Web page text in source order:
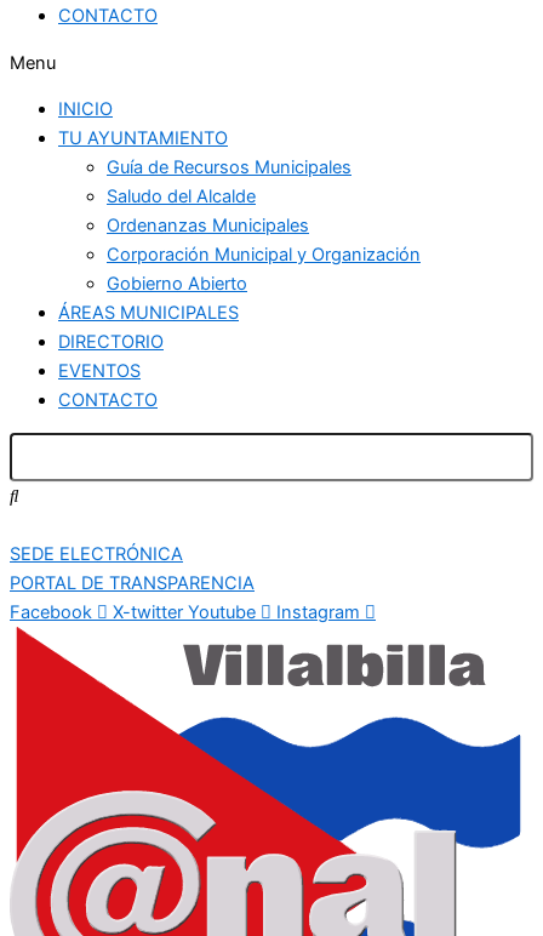
CONTACTO
Menu
INICIO
TU AYUNTAMIENTO
Guía de Recursos Municipales
Saludo del Alcalde
Ordenanzas Municipales
Corporación Municipal y Organización
Gobierno Abierto
ÁREAS MUNICIPALES
DIRECTORIO
EVENTOS
CONTACTO
SEDE ELECTRÓNICA
PORTAL DE TRANSPARENCIA
Facebook
X-twitter Youtube Instagram